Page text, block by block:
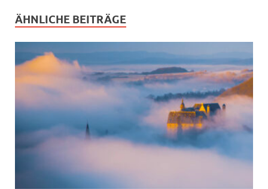
ÄHNLICHE BEITRÄGE